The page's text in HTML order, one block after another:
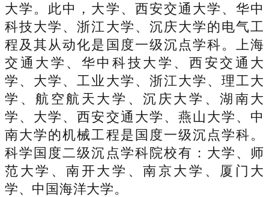
大学。此中，大学、西安交通大学、华中
科技大学、浙江大学、沉庆大学的电气工
程及其从动化是国度一级沉点学科。上海
交通大学、华中科技大学、西安交通大
学、大学、工业大学、浙江大学、理工大
学、航空航天大学、沉庆大学、湖南大
学、大学、西安交通大学、燕山大学、中
南大学的机械工程是国度一级沉点学科。
科学国度二级沉点学科院校有：大学、师
范大学、南开大学、南京大学、厦门大
学、中国海洋大学。